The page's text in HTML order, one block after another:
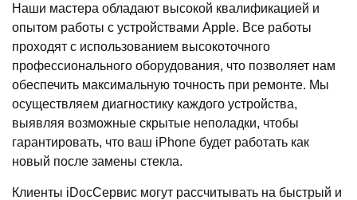
Наши мастера обладают высокой квалификацией и
опытом работы с устройствами Apple. Все работы
проходят с использованием высокоточного
профессионального оборудования, что позволяет нам
обеспечить максимальную точность при ремонте. Мы
осуществляем диагностику каждого устройства,
выявляя возможные скрытые неполадки, чтобы
гарантировать, что ваш iPhone будет работать как
новый после замены стекла.
Клиенты iDocСервис могут рассчитывать на быстрый и